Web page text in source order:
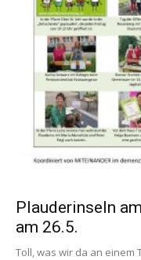
Plauderinseln
am 26.5.
Toll, was wir da an einem